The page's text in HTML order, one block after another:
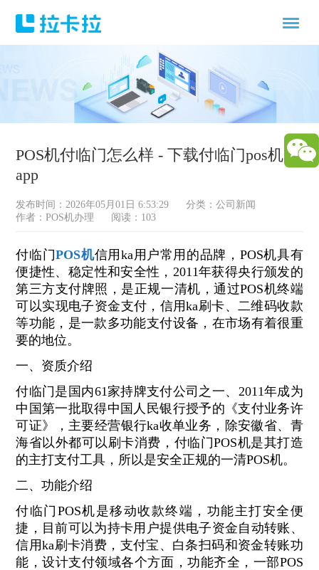
POS机付临门怎么样 - 下载付临门pos机
app
发布时间：2026年05月01日 6:53:29 分类：公司新闻
作者：POS机办理
阅读：103
付临门POS机信用ka用户常用的品牌，POS机具有
便捷性、稳定性和安全性，2011年获得央行颁发的
第三方支付牌照，是正规一清机，通过POS机终端
可以实现电子资金支付，信用ka刷卡、二维码收款
等功能，是一款多功能支付设备，在市场有着很重
要的地位。
一、资质介绍
付临门是国内61家持牌支付公司之一、2011年成为
中国第一批取得中国人民银行授予的《支付业务许
可证》，主要经营银行ka收单业务，除安徽省、青
海省以外都可以刷卡消费，付临门POS机是其打造
的主打支付工具，所以是安全正规的一清POS机。
二、功能介绍
付临门POS机是移动收款终端，功能主打安全便
捷，目前可以为持卡用户提供电子资金自动转账、
信用ka刷卡消费，支付宝、白条扫码和资金转账功
能，设计支付领域各个方面，功能齐全，一部POS